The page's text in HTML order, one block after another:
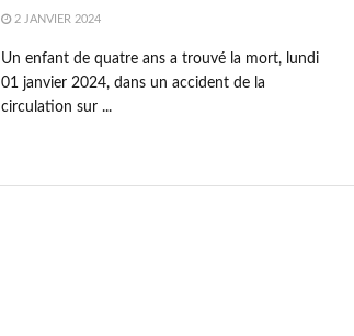
2 JANVIER 2024
Un enfant de quatre ans a trouvé la mort, lundi
01 janvier 2024, dans un accident de la
circulation sur ...